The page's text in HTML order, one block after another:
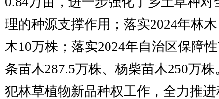
理的种源支撑作用；落实2024年林
木10万株；落实2024年自治区保障
条苗木287.5万株、杨柴苗木250万
犯林草植物新品种权工作，全力推